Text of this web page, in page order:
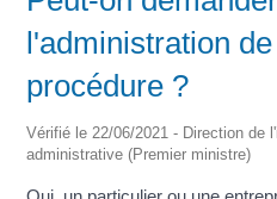
l'administration
procédure ?
Vérifié le 22/06/2021 - Direction de
administrative (Premier ministre)